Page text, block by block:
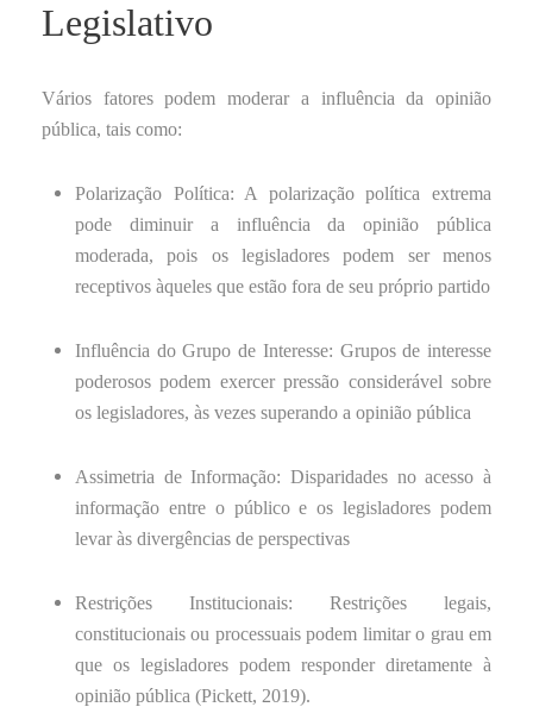
Legislativo
Vários fatores podem moderar a influência da opinião
pública, tais como:
Polarização Política: A polarização política extrema
pode diminuir a influência da opinião pública
moderada, pois os legisladores podem ser menos
receptivos àqueles que estão fora de seu próprio partido
Influência do Grupo de Interesse: Grupos de interesse
poderosos podem exercer pressão considerável sobre
os legisladores, às vezes superando a opinião pública
Assimetria de Informação: Disparidades no acesso à
informação entre o público e os legisladores podem
levar às divergências de perspectivas
Restrições Institucionais: Restrições legais,
constitucionais ou processuais podem limitar o grau em
que os legisladores podem responder diretamente à
opinião pública (Pickett, 2019).